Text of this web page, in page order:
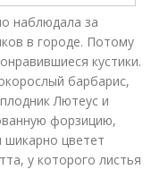
наблюдала за
в городе. Потому
кустики.
барбарис,
Лютеус и
форзицию,
шикарно цветет
у которого листья